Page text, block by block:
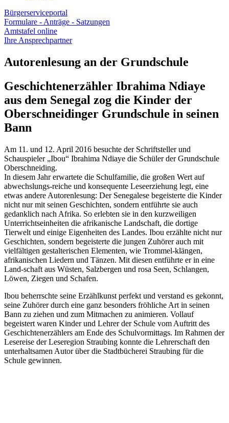
Bürgerserviceportal
Formulare - Anträge - Satzungen
Amtstafel online
Ihre Ansprechpartner
Autorenlesung an der Grundschule
Geschichtenerzähler Ibrahima Ndiaye
aus dem Senegal zog die Kinder der
Oberschneidinger Grundschule in seinen
Bann
Am 11. und 12. April 2016 besuchte der Schriftsteller und
Schauspieler „Ibou“ Ibrahima Ndiaye die Schüler der Grundschule
Oberschneiding.
In diesem Jahr erwartete die Schulfamilie, die großen Wert auf
abwechslungs-reiche und konsequente Leseerziehung legt, eine
etwas andere Autorenlesung: Der Senegalese begeisterte die Kinder
nicht nur mit seinen Geschichten, sondern entführte sie auch
gedanklich nach Afrika. So erlebten sie in den kurzweiligen
Unterrichtseinheiten die afrikanische Landschaft, die dortige
Tierwelt und einige Eigenheiten des Landes. Ibou erzählte nicht nur
Geschichten, sondern begeisterte die jungen Zuhörer auch mit
vielfältigen gestalterischen Elementen, wie Trommel-klängen,
afrikanischen Liedern und Tänzen. Mit diesen entführte er in eine
Land-schaft aus Wüsten, Salzbergen und rosa Seen, Schlangen,
Löwen, Ziegen und Schafen.
Ibou beherrschte seine Erzählkunst perfekt und verstand es gekonnt,
seine Zuhörer durch eine ganz besonders fröhliche Art in seinen
Bann zu ziehen und zum Mitmachen zu animieren. Vollauf
begeistert waren Kinder und Lehrer der Schule vom Auftritt des
Geschichtenerzählers am Ende des Schulvormittags. Im Rahmen der
Lesereise der Leseregion Straubing konnte die Lehrerschaft den
unterhaltsamen Autor über die Stadtbücherei Straubing für die
Schule gewinnen.